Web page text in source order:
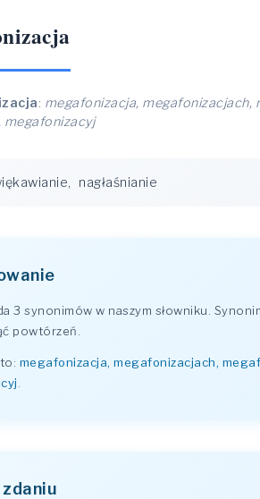
: megafonizacja, megafonizacjach,
megafonizacyj
, nagłaśnianie
3 synonimów w naszym słowniku.
powtórzeń.
megafonizacja, megafonizacjach,